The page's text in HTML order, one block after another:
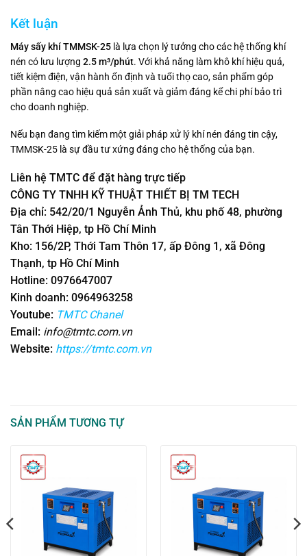
Kết luận
Máy sấy khí TMMSK-25 là lựa chọn lý tưởng cho các hệ thống khí
nén có lưu lượng 2.5 m³/phút. Với khả năng làm khô khí hiệu quả,
tiết kiệm điện, vận hành ổn định và tuổi thọ cao, sản phẩm góp
phần nâng cao hiệu quả sản xuất và giảm đáng kể chi phí bảo trì
cho doanh nghiệp.
Nếu bạn đang tìm kiếm một giải pháp xử lý khí nén đáng tin cậy,
TMMSK-25 là sự đầu tư xứng đáng cho hệ thống của bạn.
Liên hệ TMTC để đặt hàng trực tiếp
CÔNG TY TNHH KỸ THUẬT THIẾT BỊ TM TECH
Địa chỉ: 542/20/1 Nguyễn Ảnh Thủ, khu phố 48, phường
Tân Thới Hiệp, tp Hồ Chí Minh
Kho: 156/2P, Thới Tam Thôn 17, ấp Đông 1, xã Đông
Thạnh, tp Hồ Chí Minh
Hotline: 0976647007
Kinh doanh: 0964963258
Youtube: TMTC Chanel
Email: info@tmtc.com.vn
Website: https://tmtc.com.vn
SẢN PHẨM TƯƠNG TỰ